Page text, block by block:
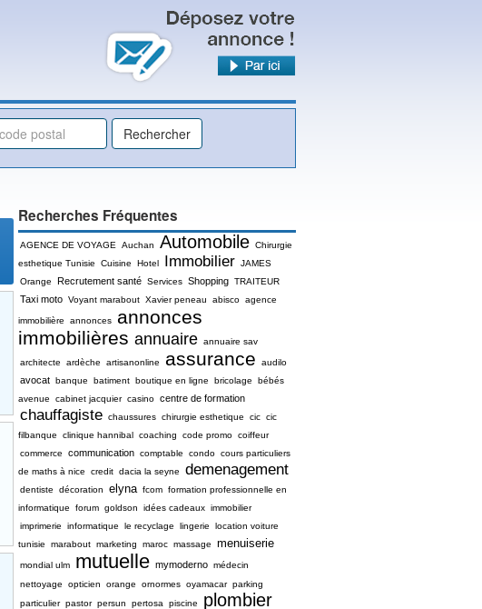
Recherches Fréquentes
AGENCE DE VOYAGE Auchan Automobile Chirurgie
esthetique Tunisie
Cuisine Hotel Immobilier JAMES
Orange
Recrutement santé Services Shopping TRAITEUR
Taxi moto Voyant marabout Xavier peneau abisco agence
immobilière annonces
annonces
immobilières annuaire annuaire sav
architecte ardèche artisanonline assurance audilo
avocat banque batiment boutique en ligne bricolage
bébés
avenue
cabinet jacquier casino centre de formation
chauffagiste chaussures chirurgie esthetique cic cic
filbanque
clinique hannibal coaching code promo coiffeur
commerce
communication comptable condo cours particuliers
de maths à nice
credit dacia la seyne demenagement
dentiste décoration elyna fcom formation professionnelle en
informatique
forum goldson idées cadeaux immobilier
imprimerie
informatique le recyclage lingerie
location voiture
tunisie
marabout marketing maroc massage menuiserie
mondial ulm mutuelle mymoderno médecin
nettoyage
opticien orange ornormes oyamacar parking
particulier pastor persun pertosa piscine plombier